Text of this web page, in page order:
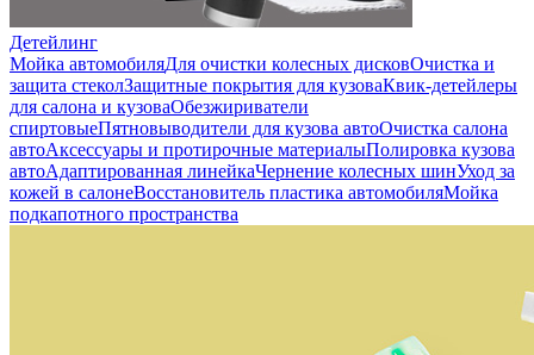
Детейлинг
Мойка автомобиляДля очистки колесных дисковОчистка и
защита стеколЗащитные покрытия для кузоваКвик-детейлеры
для салона и кузоваОбезжириватели
спиртовыеПятновыводители для кузова автоОчистка салона
автоАксессуары и протирочные материалыПолировка кузова
автоАдаптированная линейкаЧернение колесных шинУход за
кожей в салонеВосстановитель пластика автомобиляМойка
подкапотного пространства